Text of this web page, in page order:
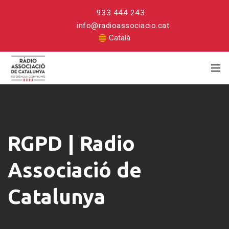
933 444 243
info@radioassociacio.cat
Català
|
Radio
Associació
de
Catalunya
RGPD | Radio
Associació de
Catalunya